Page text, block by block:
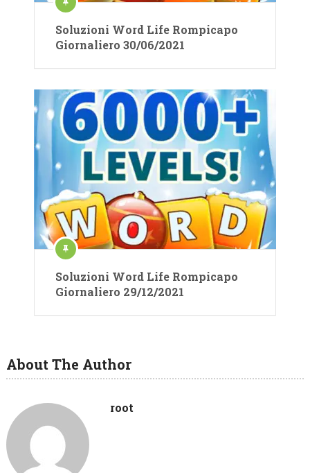
Soluzioni Word Life Rompicapo
Giornaliero 30/06/2021
Soluzioni Word Life Rompicapo
Giornaliero 29/12/2021
About The Author
root